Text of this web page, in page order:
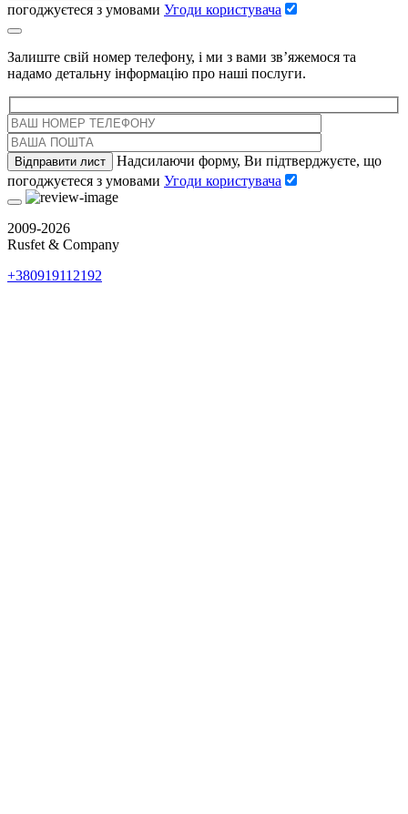
погоджуєтеся з умовами Угоди користувача
Залиште свій номер телефону, і ми з вами зв’яжемося та
надамо детальну інформацію про наші послуги.
Надсилаючи форму, Ви підтверджуєте, що
погоджуєтеся з умовами Угоди користувача
2009-2026
Rusfet & Company
+380919112192